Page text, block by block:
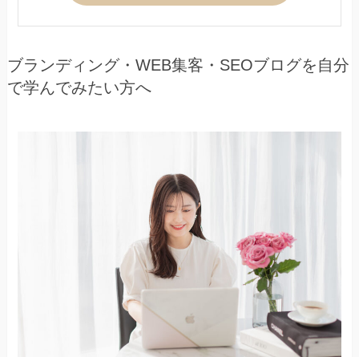
ブランディング・WEB集客・SEOブログを自分
で学んでみたい方へ